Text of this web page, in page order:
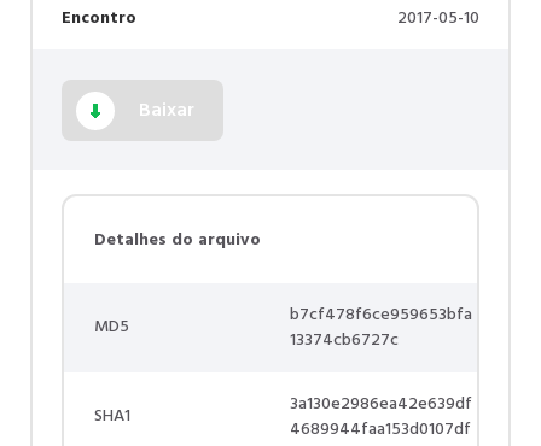
Encontro 2017-05-10
Baixar
Detalhes do arquivo
MD5
b7cf478f6ce959653bfa
13374cb6727c
SHA1
3a130e2986ea42e639df
4689944faa153d0107df